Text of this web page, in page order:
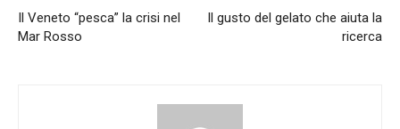
Il Veneto “pesca” la crisi nel
Mar Rosso
Il gusto del gelato che aiuta la
ricerca